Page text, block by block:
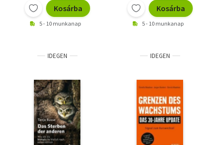
Kosárba
5 - 10 munkanap
Kosárba
5 - 10 munkanap
IDEGEN IDEGEN